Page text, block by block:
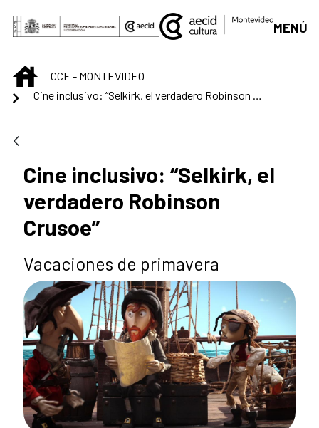
Saltar al contenido principal
MENÚ
INICIOCCE - MONTEVIDEO
Cine inclusivo: “Selkirk, el verdadero Robinson Crusoe”
Cine inclusivo: “Selkirk, el
verdadero Robinson
Crusoe”
Vacaciones de primavera